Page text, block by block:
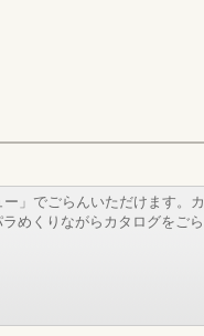
」でごらんいただけます。カ
めくりながらカタログをごら